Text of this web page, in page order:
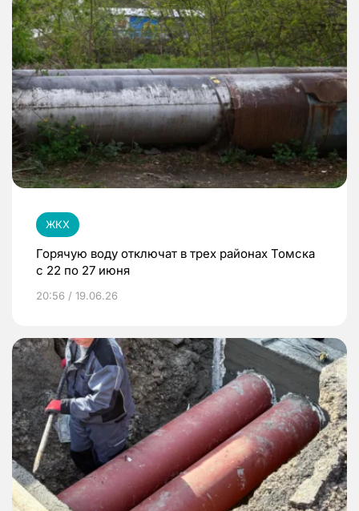
ЖКХ
Горячую воду отключат в трех районах Томска
с 22 по 27 июня
20:56 / 19.06.26